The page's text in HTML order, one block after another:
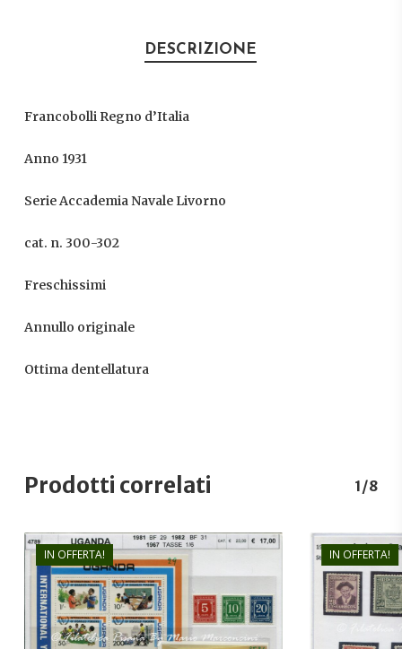
DESCRIZIONE
Francobolli Regno d’Italia
Anno 1931
Serie Accademia Navale Livorno
cat. n. 300-302
Freschissimi
Annullo originale
Ottima dentellatura
Prodotti correlati 1/8
IN OFFERTA!
€17,00
€11,50
IN OFFERTA!